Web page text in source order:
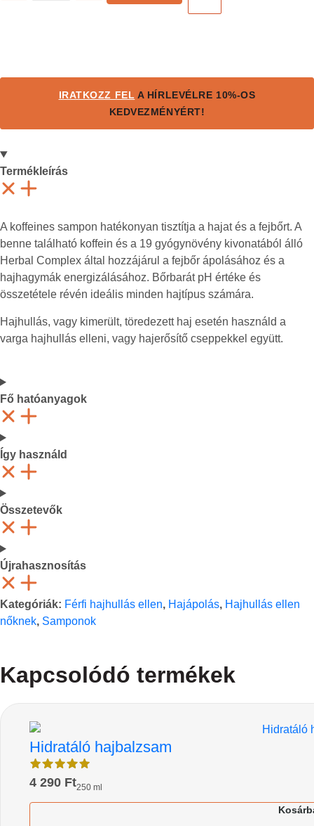
IRATKOZZ FEL A HÍRLEVÉLRE 10%-OS
KEDVEZMÉNYÉRT!
Termékleírás
A koffeines sampon hatékonyan tisztítja a hajat és a fejbőrt. A
benne található koffein és a 19 gyógynövény kivonatából álló
Herbal Complex által hozzájárul a fejbőr ápolásához és a
hajhagymák energizálásához. Bőrbarát pH értéke és
összetétele révén ideális minden hajtípus számára.
Hajhullás, vagy kimerült, töredezett haj esetén használd a
varga hajhullás elleni, vagy hajerősítő cseppekkel együtt.
Fő hatóanyagok
Így használd
Összetevők
Újrahasznosítás
Kategóriák: Férfi hajhullás ellen, Hajápolás, Hajhullás ellen
nőknek, Samponok
Kapcsolódó termékek
Hidratáló hajbalzsam
4 290 Ft250 ml